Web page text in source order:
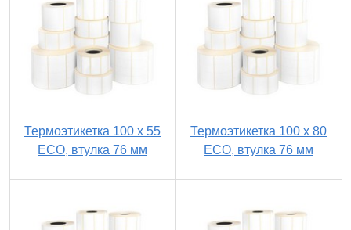
Термоэтикетка 100 х 55
ECO, втулка 76 мм
Термоэтикетка 100 х 80
ECO, втулка 76 мм